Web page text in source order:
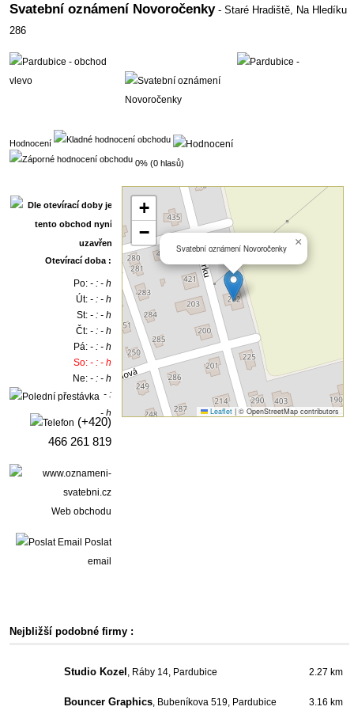
Svatební oznámení Novoročenky- Staré Hradiště, Na Hledíku
286
Hodnocení
0% (0 hlasů)
Otevírací doba :
Po:- : - h
Út:- : - h
St:- : - h
Čt:- : - h
Pá:- : - h
So:- : - h
Ne:- : - h
- :
- h
(+420)
466 261 819
Web obchodu
Poslat
email
Svatební oznámení Novoročenky ×
+
−
Leaflet |© OpenStreetMap contributors
Nejbližší podobné firmy :
Studio Kozel , Ráby 14, Pardubice 2.27 km
Bouncer Graphics, Bubeníkova 519, Pardubice 3.16 km